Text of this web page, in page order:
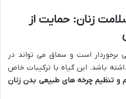
زنان: حمایت از
برخوردار است و سماق می تواند در
باشد. این گیاه با ترکیبات خاص
و تنظیم چرخه های طبیعی بدن زنان